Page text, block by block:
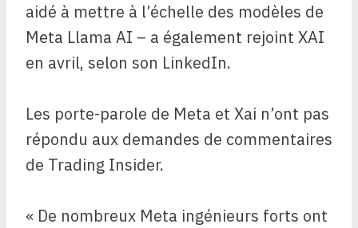
aidé à mettre à l’échelle des modèles de
Meta Llama AI – a également rejoint XAI
en avril, selon son LinkedIn.
Les porte-parole de Meta et Xai n’ont pas
répondu aux demandes de commentaires
de Trading Insider.
« De nombreux Meta ingénieurs forts ont